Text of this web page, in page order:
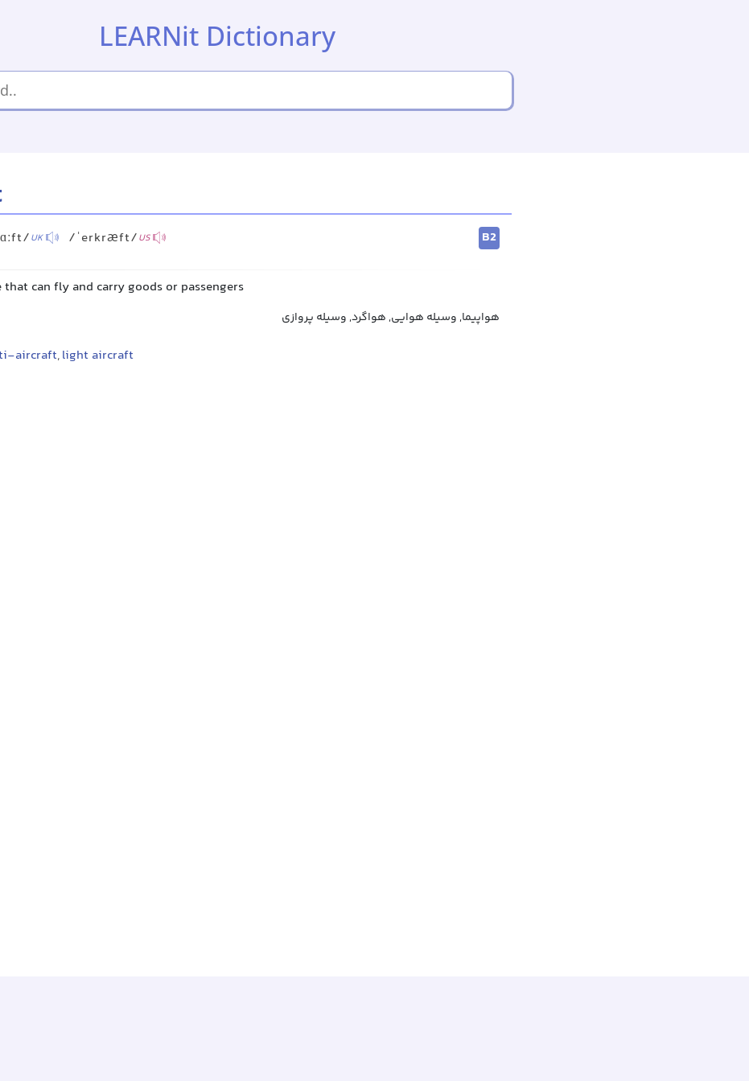
LEARNit Dictionary
UK /ˈerkræft/US
B2
can fly and carry goods or passengers
هواپیما, وسیله هوایی, هواگرد, وسیله پروازی
aircraft,light aircraft